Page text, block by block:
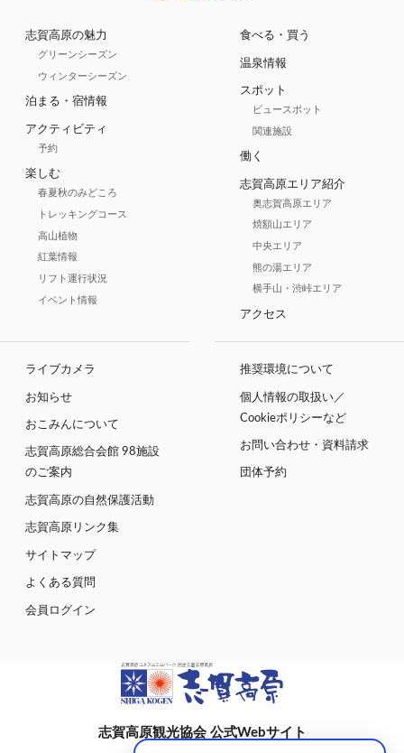
志賀高原の魅力
グリーンシーズン
ウィンターシーズン
泊まる・宿情報
アクティビティ
予約
楽しむ
春夏秋のみどころ
トレッキングコース
高山植物
紅葉情報
リフト運行状況
イベント情報
食べる・買う
温泉情報
スポット
ビュースポット
関連施設
働く
志賀高原エリア紹介
奥志賀高原エリア
焼額山エリア
中央エリア
熊の湯エリア
横手山・渋峠エリア
アクセス
ライブカメラ
お知らせ
おこみんについて
志賀高原総合会館 98施設
のご案内
志賀高原の自然保護活動
志賀高原リンク集
サイトマップ
よくある質問
会員ログイン
推奨環境について
個人情報の取扱い／
Cookieポリシーなど
お問い合わせ・資料請求
団体予約
志賀高原観光協会 公式Webサイト